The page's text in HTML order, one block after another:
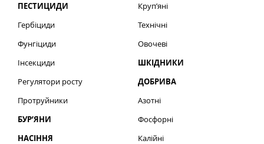
ПЕСТИЦИДИ
Гербіциди
Фунгіциди
Інсекциди
Регулятори росту
Протруйники
БУР’ЯНИ
НАСІННЯ
Круп’яні
Технічні
Овочеві
ШКІДНИКИ
ДОБРИВА
Азотні
Фосфорні
Калійні